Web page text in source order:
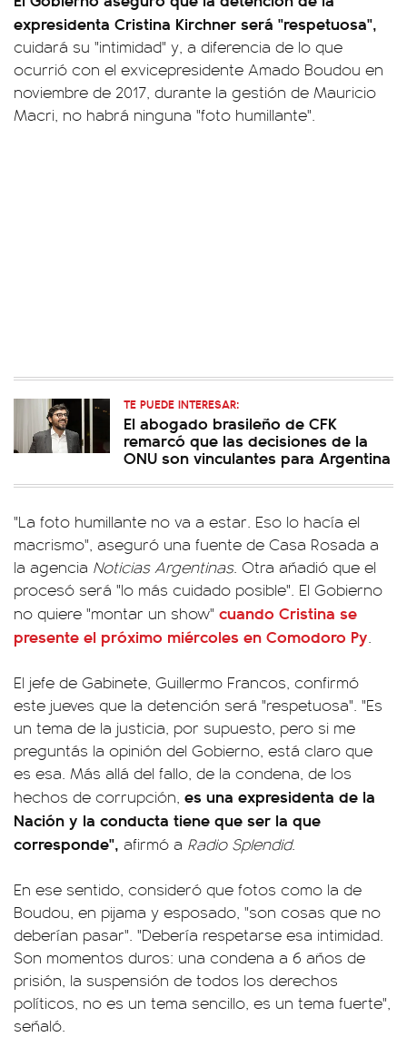
expresidenta Cristina Kirchner será "respetuosa",
cuidará su "intimidad" y, a diferencia de lo que
ocurrió con el exvicepresidente Amado Boudou en
noviembre de 2017, durante la gestión de Mauricio
Macri, no habrá ninguna "foto humillante".
TE PUEDE INTERESAR:
El abogado brasileño de CFK
remarcó que las decisiones de la
ONU son vinculantes para Argentina
"La foto humillante no va a estar. Eso lo hacía el
macrismo", aseguró una fuente de Casa Rosada a
la agencia Noticias Argentinas. Otra añadió que el
procesó será "lo más cuidado posible". El Gobierno
no quiere "montar un show" cuando Cristina se
presente el próximo miércoles en Comodoro Py.
El jefe de Gabinete, Guillermo Francos, confirmó
este jueves que la detención será "respetuosa". "Es
un tema de la justicia, por supuesto, pero si me
preguntás la opinión del Gobierno, está claro que
es esa. Más allá del fallo, de la condena, de los
hechos de corrupción, es una expresidenta de la
Nación y la conducta tiene que ser la que
corresponde", afirmó a Radio Splendid.
En ese sentido, consideró que fotos como la de
Boudou, en pijama y esposado, "son cosas que no
deberían pasar". "Debería respetarse esa intimidad.
Son momentos duros: una condena a 6 años de
prisión, la suspensión de todos los derechos
políticos, no es un tema sencillo, es un tema fuerte",
señaló.